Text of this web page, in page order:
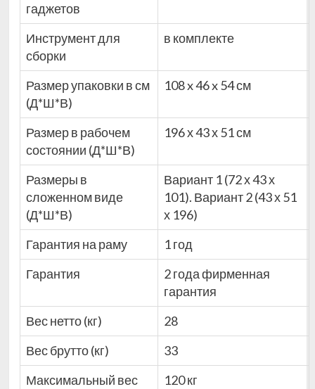
гаджетов
Инструмент для
сборки
в комплекте
Размер упаковки в см
(Д*Ш*В)
108 x 46 x 54 см
Размер в рабочем
состоянии (Д*Ш*В)
196 х 43 х 51 см
Размеры в
сложенном виде
(Д*Ш*В)
Вариант 1 (72 х 43 х
101). Вариант 2 (43 х 51
х 196)
Гарантия на раму
1 год
Гарантия
2 года фирменная
гарантия
Вес нетто (кг)
28
Вес брутто (кг)
33
Максимальный вес
120 кг